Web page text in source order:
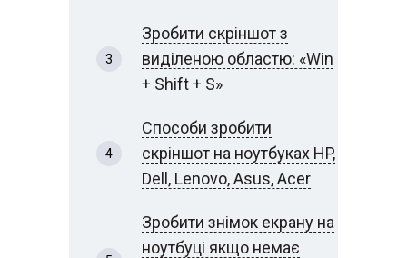
Зробити скріншот з
виділеною областю: «Win
+ Shift + S»
Способи зробити
скріншот на ноутбуках HP,
Dell, Lenovo, Asus, Acer
Зробити знімок екрану на
ноутбуці якщо немає